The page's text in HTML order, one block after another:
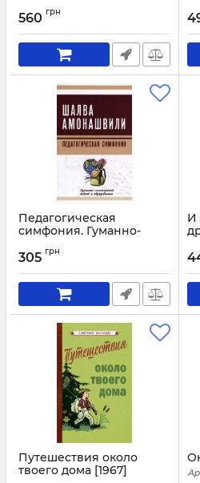
560 грн
Педагогическая
симфония. Гуманно-
образованию
Артикул: 3089
305 грн
И
Путешествия около
твоего дома [1967]